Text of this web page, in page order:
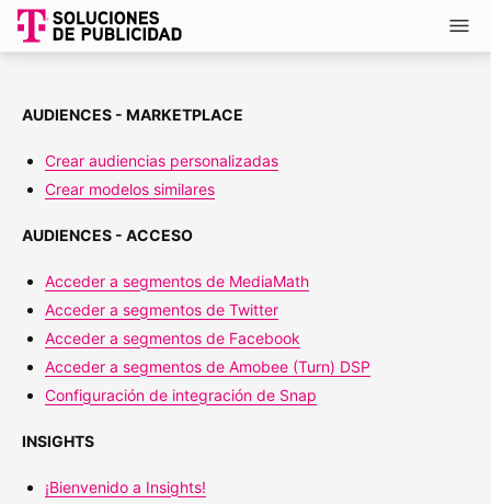
Saltar al contenido principal
AUDIENCES - MARKETPLACE
Crear audiencias personalizadas
Crear modelos similares
AUDIENCES - ACCESO
Acceder a segmentos de MediaMath
Acceder a segmentos de Twitter
Acceder a segmentos de Facebook
Acceder a segmentos de Amobee (Turn) DSP
Configuración de integración de Snap
INSIGHTS
¡Bienvenido a Insights!